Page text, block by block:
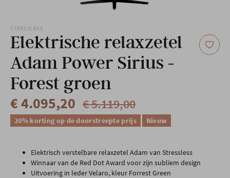
STRESSLESS
Elektrische relaxzetel
Adam Power Sirius -
Forest groen
€ 4.095,20 € 5.119,00
20% korting op de doorstreepte prijs Nieuw
Elektrisch verstelbare relaxzetel Adam van Stressless
Winnaar van de Red Dot Award voor zijn subliem design
Uitvoering in leder Velaro, kleur Forrest Green